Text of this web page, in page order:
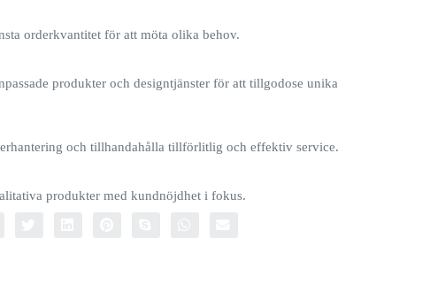
orderkvantitet för att möta olika behov.
produkter och designtjänster för att tillgodose unika
och tillhandahålla tillförlitlig och effektiv service.
produkter med kundnöjdhet i fokus.